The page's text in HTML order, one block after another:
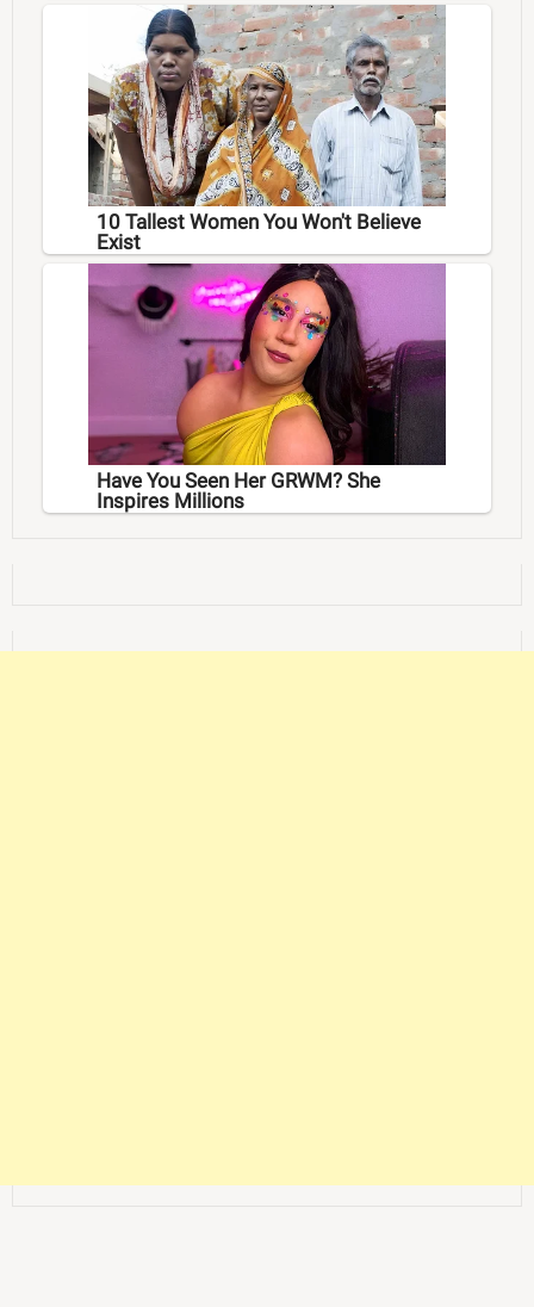
10 Tallest Women You Won't Believe
Exist
Have You Seen Her GRWM? She
Inspires Millions